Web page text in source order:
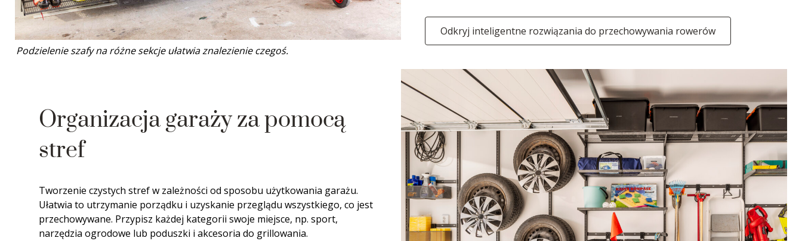
Podzielenie szafy na różne sekcje ułatwia znalezienie czegoś.
Odkryj inteligentne rozwiązania do przechowywania rowerów
Organizacja garaży za pomocą
stref
Tworzenie czystych stref w zależności od sposobu użytkowania garażu.
Ułatwia to utrzymanie porządku i uzyskanie przeglądu wszystkiego, co jest
przechowywane. Przypisz każdej kategorii swoje miejsce, np. sport,
narzędzia ogrodowe lub poduszki i akcesoria do grillowania.